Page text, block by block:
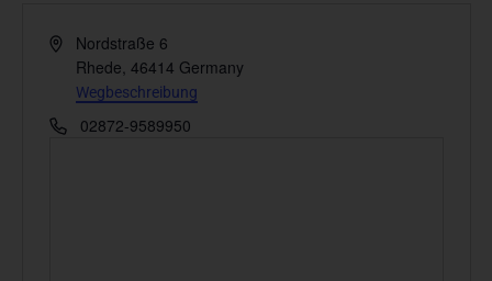
AdresseNordstraße 6
Rhede, 46414 Germany
Wegbeschreibung
Telefon02872-9589950